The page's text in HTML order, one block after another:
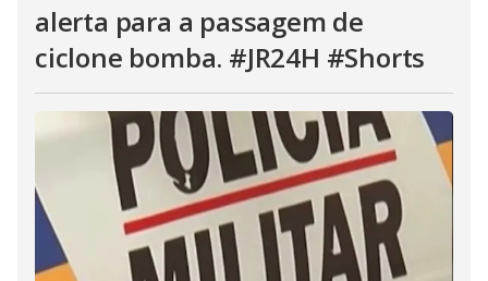
alerta para a passagem de
ciclone bomba. #JR24H #Shorts